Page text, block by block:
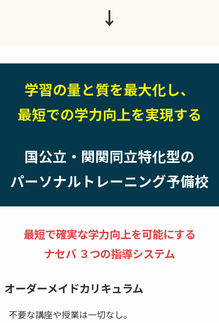
↓
学習の量と質を最大化し、
最短での学力向上を実現する
国公立・関関同立特化型の
パーソナルトレーニング予備校
最短で確実な学力向上を可能にする
ナセバ ３つの指導システム
オーダーメイドカリキュラム
不要な講座や授業は一切なし。